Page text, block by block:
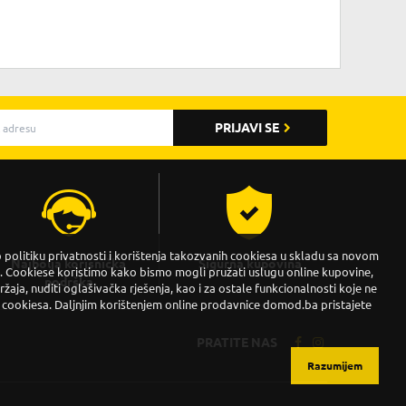
PRIJAVI SE
Najbolja korisnička
podrška
Sigurna kupovina
PRATITE NAS
politiku privatnosti i korištenja takozvanih cookiesa u skladu sa novom
koristimo kako bismo mogli pružati uslugu online kupovine,
nuditi oglašivačka rješenja, kao i za ostale funkcionalnosti koje ne
Daljnjim korištenjem online prodavnice domod.ba pristajete
Razumijem